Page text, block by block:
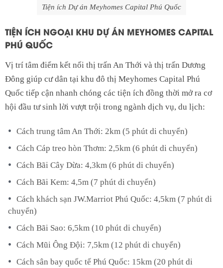
Tiện ích Dự án Meyhomes Capital Phú Quốc
TIỆN ÍCH NGOẠI KHU DỰ ÁN MEYHOMES CAPITAL
PHÚ QUỐC
Vị trí tâm điểm kết nối thị trấn An Thới và thị trấn Dương
Đông giúp cư dân tại khu đô thị Meyhomes Capital Phú
Quốc tiếp cận nhanh chóng các tiện ích đồng thời mở ra cơ
hội đầu tư sinh lời vượt trội trong ngành dịch vụ, du lịch:
Cách trung tâm An Thới: 2km (5 phút di chuyển)
Cách Cáp treo hòn Thơm: 2,5km (6 phút di chuyển)
Cách Bãi Cây Dừa: 4,3km (6 phút di chuyển)
Cách Bãi Kem: 4,5m (7 phút di chuyển)
Cách khách sạn JW.Marriot Phú Quốc: 4,5km (7 phút di
chuyển)
Cách Bãi Sao: 6,5km (10 phút di chuyển)
Cách Mũi Ông Đội: 7,5km (12 phút di chuyển)
Cách sân bay quốc tế Phú Quốc: 15km (20 phút di